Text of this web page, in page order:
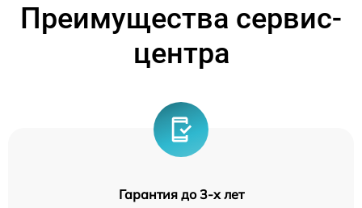
Преимущества сервис-
центра
Гарантия до 3-х лет